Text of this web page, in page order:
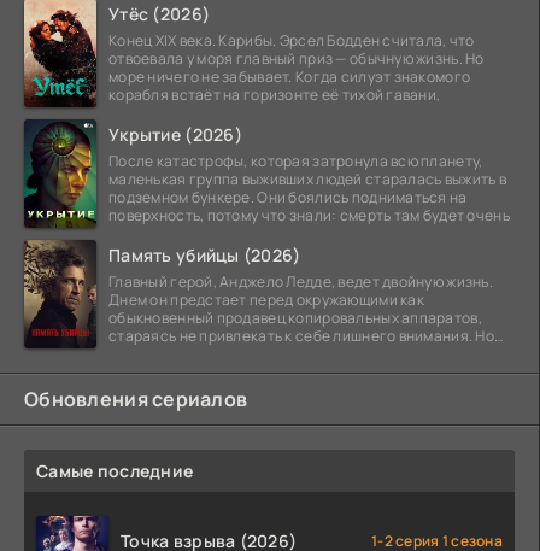
Утёс (2026)
Конец XIX века. Карибы. Эрсел Бодден считала, что
отвоевала у моря главный приз — обычную жизнь. Но
море ничего не забывает. Когда силуэт знакомого
корабля встаёт на горизонте её тихой гавани,
Укрытие (2026)
После катастрофы, которая затронула всю планету,
маленькая группа выживших людей старалась выжить в
подземном бункере. Они боялись подниматься на
поверхность, потому что знали: смерть там будет очень
Память убийцы (2026)
Главный герой, Анджело Ледде, ведет двойную жизнь.
Днем он предстает перед окружающими как
обыкновенный продавец копировальных аппаратов,
стараясь не привлекать к себе лишнего внимания. Но
Обновления сериалов
Самые последние
Точка взрыва (2026)
1-2 серия 1 сезона